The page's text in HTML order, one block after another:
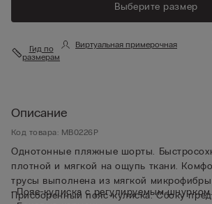
Выберите размер
Гид по
размерам
Виртуальная примерочная
Описание
Код товара: MB0226P
Однотонные пляжные шорты.
плотной и мягкой на ощупь ткани.
трусы выполнена из мягкой
Присборенный пояс-кулиска. Сбоку
• Пояс-кулиска с регулируемым